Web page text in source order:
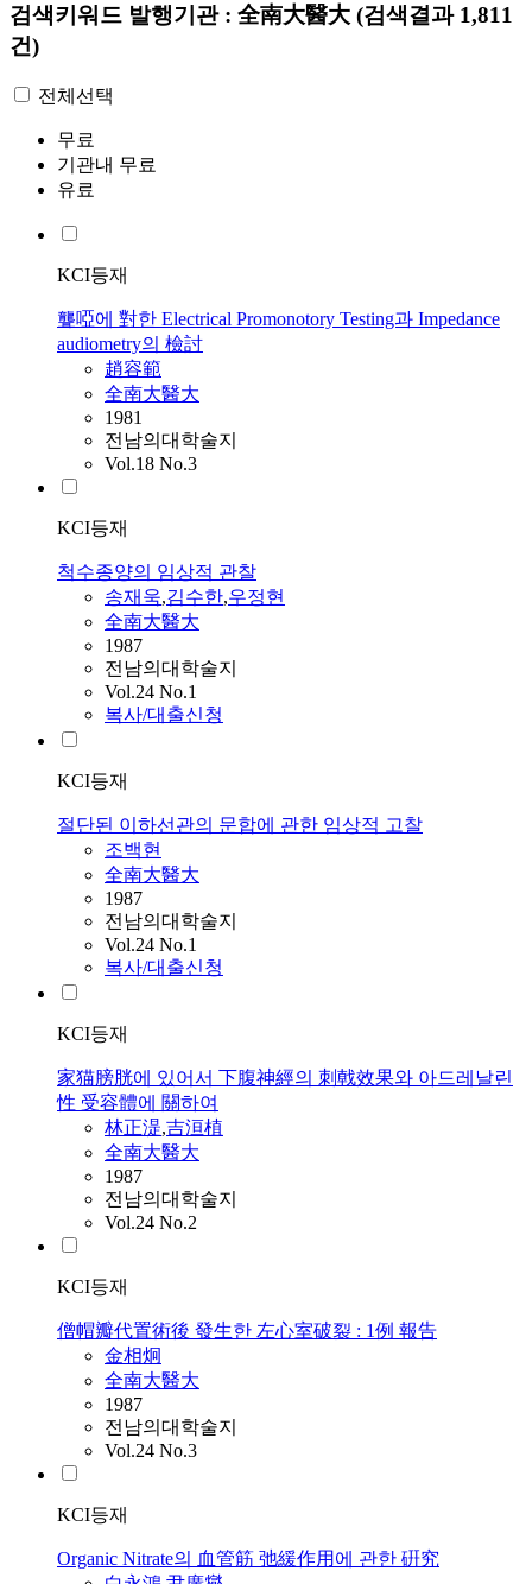
검색키워드 발행기관 : 全南大醫大 (검색결과 1,811
건)
전체선택
무료
기관내 무료
유료
KCI등재
聾啞에 對한 Electrical Promonotory Testing과 Impedance
audiometry의 檢討
趙容範
全南大醫大
1981
전남의대학술지
Vol.18 No.3
KCI등재
척수종양의 임상적 관찰
송재욱,김수한,우정현
全南大醫大
1987
전남의대학술지
Vol.24 No.1
복사/대출신청
KCI등재
절단된 이하선관의 문합에 관한 임상적 고찰
조백현
全南大醫大
1987
전남의대학술지
Vol.24 No.1
복사/대출신청
KCI등재
家猫膀胱에 있어서 下腹神經의 刺戟效果와 아드레날린
性 受容體에 關하여
林正湜,吉洹植
全南大醫大
1987
전남의대학술지
Vol.24 No.2
KCI등재
僧帽瓣代置術後 發生한 左心室破裂 : 1例 報告
金相炯
全南大醫大
1987
전남의대학술지
Vol.24 No.3
KCI등재
Organic Nitrate의 血管筋 弛緩作用에 관한 硏究